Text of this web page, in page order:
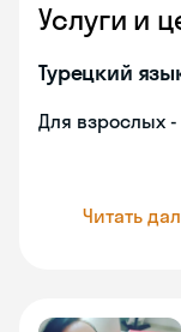
Услуги и
Турецкий
Для взрослых
Читать